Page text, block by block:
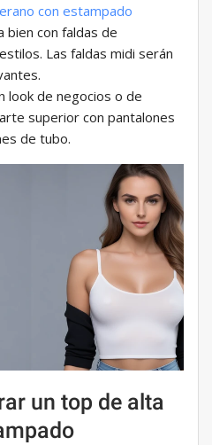
con estampado
bien con faldas de
Las faldas midi serán
look de negocios o de
superior con pantalones
de tubo.
un top de alta